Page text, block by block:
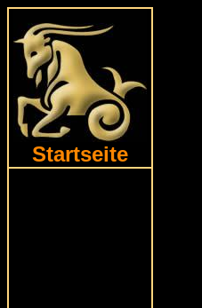
Startseite